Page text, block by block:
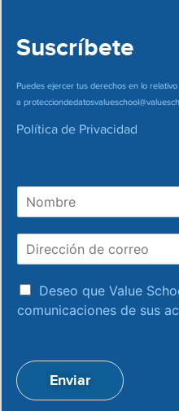
Suscríbete
Puedes ejercer tus derechos en lo
a
Política de Privacidad
e
c
n
d
a
c
e
a
c
Deseo que Value
comunicaciones de sus
Enviar